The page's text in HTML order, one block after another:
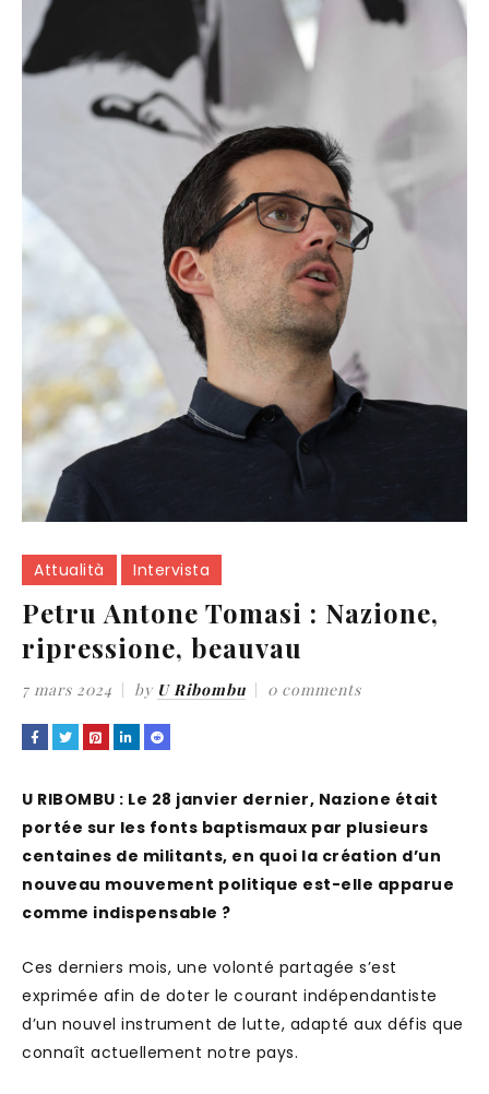
Attualità Intervista
Petru Antone Tomasi : Nazione,
ripressione, beauvau
7 mars 2024 by U Ribombu 0 comments
U RIBOMBU : Le 28 janvier dernier, Nazione était
portée sur les fonts baptismaux par plusieurs
centaines de militants, en quoi la création d’un
nouveau mouvement politique est-elle apparue
comme indispensable ?
Ces derniers mois, une volonté partagée s’est
exprimée afin de doter le courant indépendantiste
d’un nouvel instrument de lutte, adapté aux défis que
connaît actuellement notre pays.